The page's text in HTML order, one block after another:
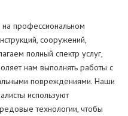
профессиональном
сооружений,
полный спектр услуг,
нам выполнять работы с
повреждениями. Наши
используют
технологии, чтобы